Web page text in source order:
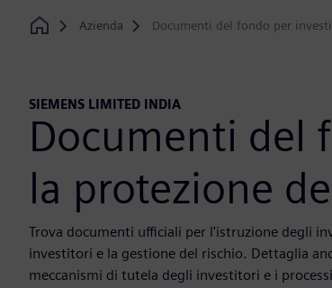
Home
Azienda Documenti del fondo per
SIEMENS LIMITED INDIA
Documenti del
la protezione
Trova documenti ufficiali per l'istruzione degli
investitori e la gestione del rischio. Dettaglia
meccanismi di tutela degli investitori e i